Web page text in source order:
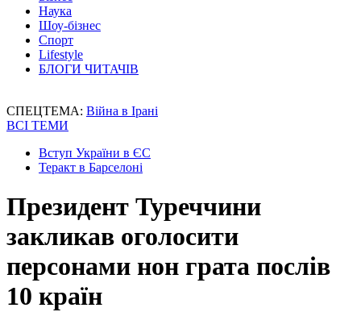
Наука
Шоу-бізнес
Спорт
Lifestyle
БЛОГИ ЧИТАЧІВ
СПЕЦТЕМА: Війна в Ірані
ВСІ ТЕМИ
Вступ України в ЄС
Теракт в Барселоні
Президент Туреччини
закликав оголосити
персонами нон грата послів
10 країн